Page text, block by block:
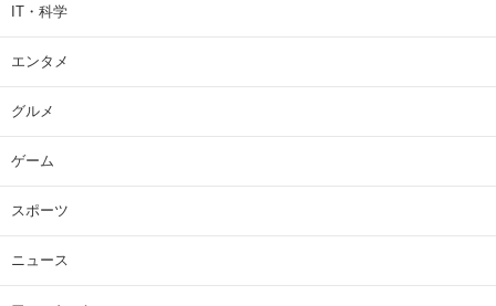
IT・科学
エンタメ
グルメ
ゲーム
スポーツ
ニュース